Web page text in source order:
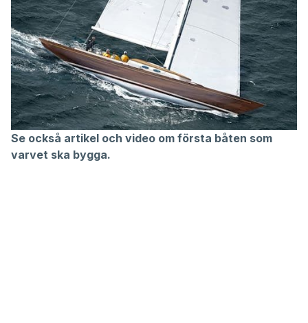
Se också artikel och video om första båten som
varvet ska bygga.